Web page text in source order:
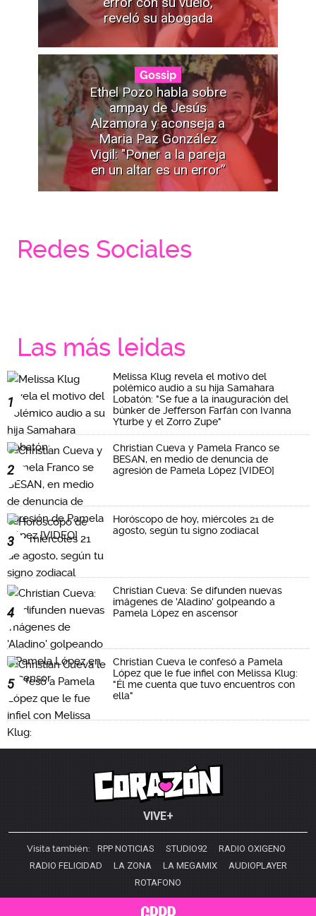
reveló su abogada
Gossip
Ethel Pozo habla sobre
ampay de Jesús
Alzamora y aconseja a
Maria Paz González
Vigil: "Poner a la pareja
en un altar es un error”
Redes Sociales
Las más leidas
1
Melissa Klug revela el motivo del
polémico audio a su hija Samahara
Lobatón: "Se fue a la inauguración del
búnker de Jefferson Farfán con Ivanna
Yturbe y el Zorro Zupe"
2
Christian Cueva y Pamela Franco se
BESAN, en medio de denuncia de
agresión de Pamela López [VIDEO]
3
Horóscopo de hoy, miércoles 21 de
agosto, según tu signo zodiacal
4
Christian Cueva: Se difunden nuevas
imágenes de 'Aladino' golpeando a
Pamela López en ascensor
5
Christian Cueva le confesó a Pamela
López que le fue infiel con Melissa Klug:
"Él me cuenta que tuvo encuentros con
ella"
VIVE+
Visita también: RPP NOTICIAS STUDIO92
RADIO OXIGENO
RADIO FELICIDAD
LA ZONA LA MEGAMIX
AUDIOPLAYER
ROTAFONO